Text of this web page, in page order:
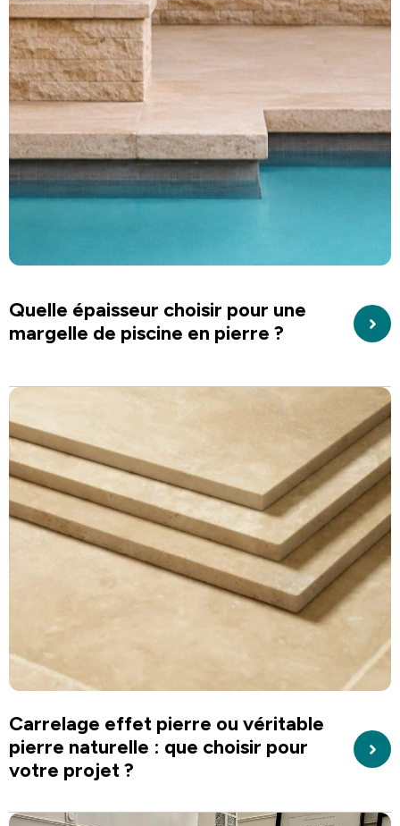
Quelle épaisseur choisir pour une
margelle de piscine en pierre ?
Carrelage effet pierre ou véritable
pierre naturelle : que choisir pour
votre projet ?